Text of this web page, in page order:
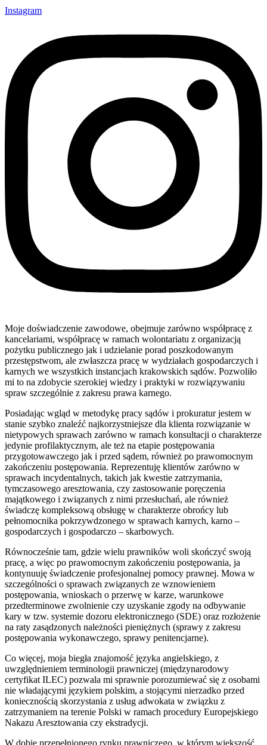
Instagram
Moje doświadczenie zawodowe, obejmuje zarówno współpracę z
kancelariami, współpracę w ramach wolontariatu z organizacją
pożytku publicznego jak i udzielanie porad poszkodowanym
przestępstwom, ale zwłaszcza pracę w wydziałach gospodarczych i
karnych we wszystkich instancjach krakowskich sądów. Pozwoliło
mi to na zdobycie szerokiej wiedzy i praktyki w rozwiązywaniu
spraw szczególnie z zakresu prawa karnego.
Posiadając wgląd w metodykę pracy sądów i prokuratur jestem w
stanie szybko znaleźć najkorzystniejsze dla klienta rozwiązanie w
nietypowych sprawach zarówno w ramach konsultacji o charakterze
jedynie profilaktycznym, ale też na etapie postępowania
przygotowawczego jak i przed sądem, również po prawomocnym
zakończeniu postępowania. Reprezentuję klientów zarówno w
sprawach incydentalnych, takich jak kwestie zatrzymania,
tymczasowego aresztowania, czy zastosowanie poręczenia
majątkowego i związanych z nimi przesłuchań, ale również
świadczę kompleksową obsługę w charakterze obrońcy lub
pełnomocnika pokrzywdzonego w sprawach karnych, karno –
gospodarczych i gospodarczo – skarbowych.
Równocześnie tam, gdzie wielu prawników woli skończyć swoją
pracę, a więc po prawomocnym zakończeniu postępowania, ja
kontynuuję świadczenie profesjonalnej pomocy prawnej. Mowa w
szczególności o sprawach związanych ze wznowieniem
postępowania, wnioskach o przerwę w karze, warunkowe
przedterminowe zwolnienie czy uzyskanie zgody na odbywanie
kary w tzw. systemie dozoru elektronicznego (SDE) oraz rozłożenie
na raty zasądzonych należności pieniężnych (sprawy z zakresu
postępowania wykonawczego, sprawy penitencjarne).
Co więcej, moja biegła znajomość języka angielskiego, z
uwzględnieniem terminologii prawniczej (międzynarodowy
certyfikat ILEC) pozwala mi sprawnie porozumiewać się z osobami
nie władającymi językiem polskim, a stojącymi nierzadko przed
koniecznością skorzystania z usług adwokata w związku z
zatrzymaniem na terenie Polski w ramach procedury Europejskiego
Nakazu Aresztowania czy ekstradycji.
W dobie przepełnionego rynku prawniczego, w którym większość